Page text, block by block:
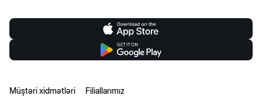
Müştəri xidmətləri
Filiallarımız